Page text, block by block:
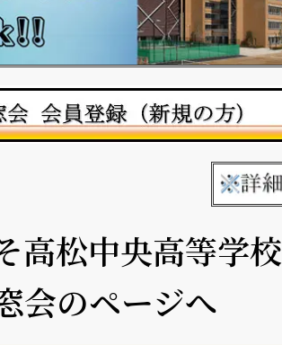
高松中央高等学校
会のページへ